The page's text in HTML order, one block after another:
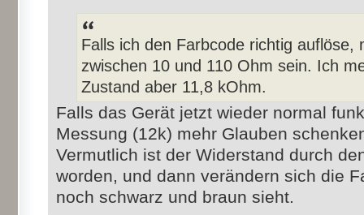
Falls ich den Farbcode richtig auflöse,
zwischen 10 und 110 Ohm sein. Ich
Zustand aber 11,8 kOhm.
Falls das Gerät jetzt wieder normal
Messung (12k) mehr Glauben
Vermutlich ist der Widerstand durch
worden, und dann verändern sich die
noch schwarz und braun sieht.